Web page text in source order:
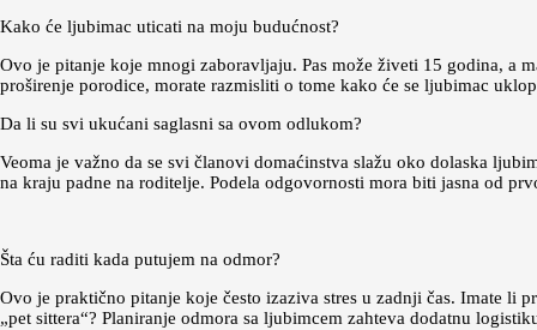
Kako će ljubimac uticati na moju budućnost?
Ovo je pitanje koje mnogi zaboravljaju. Pas može živeti 15 godina, a
proširenje porodice, morate razmisliti o tome kako će se ljubimac
Da li su svi ukućani saglasni sa ovom odlukom?
Veoma je važno da se svi članovi domaćinstva slažu oko dolaska
na kraju padne na roditelje. Podela odgovornosti mora biti jasna od
Šta ću raditi kada putujem na odmor?
Ovo je praktično pitanje koje često izaziva stres u zadnji čas. Imate li
„pet sittera“? Planiranje odmora sa ljubimcem zahteva dodatnu